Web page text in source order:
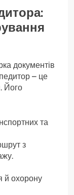
документів
– це
Його
та
з
й охорону